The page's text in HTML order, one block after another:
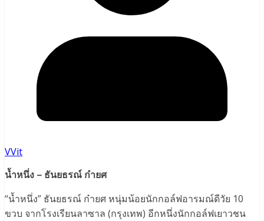
VVit
น้ำหนึ่ง – ธันยธรณ์ ก๋ายศ
“น้ำหนึ่ง” ธันยธรณ์ ก๋ายศ หนุ่มน้อยนักกอล์ฟอารมณ์ดีวัย 10
ขวบ จากโรงเรียนลาซาล (กรุงเทพ) อีกหนึ่งนักกอล์ฟเยาวชน